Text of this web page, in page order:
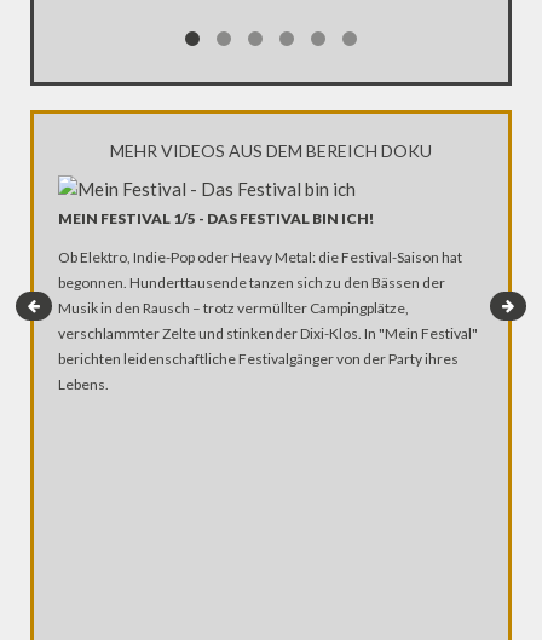
MEHR VIDEOS AUS DEM BEREICH DOKU
MEIN FESTIVAL 1/5 - DAS FESTIVAL BIN ICH!
Ob Elektro, Indie-Pop oder Heavy Metal: die Festival-Saison hat
begonnen. Hunderttausende tanzen sich zu den Bässen der
Musik in den Rausch – trotz vermüllter Campingplätze,
verschlammter Zelte und stinkender Dixi-Klos. In "Mein Festival"
berichten leidenschaftliche Festivalgänger von der Party ihres
Lebens.
Westen